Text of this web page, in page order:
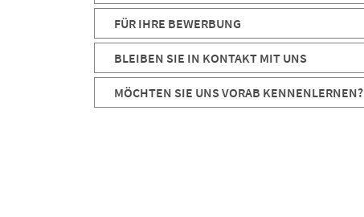
FÜR IHRE BEWERBUNG
BLEIBEN SIE IN KONTAKT MIT UNS
MÖCHTEN SIE UNS VORAB KENNENLERNEN?